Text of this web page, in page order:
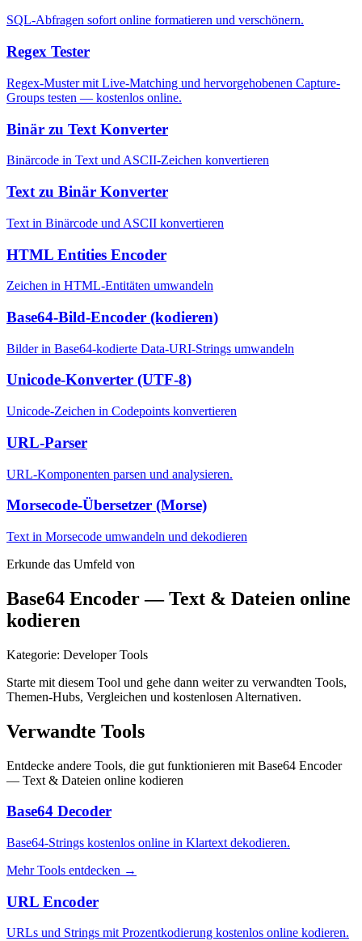
SQL-Abfragen sofort online formatieren und verschönern.
Regex Tester
Regex-Muster mit Live-Matching und hervorgehobenen Capture-
Groups testen — kostenlos online.
Binär zu Text Konverter
Binärcode in Text und ASCII-Zeichen konvertieren
Text zu Binär Konverter
Text in Binärcode und ASCII konvertieren
HTML Entities Encoder
Zeichen in HTML-Entitäten umwandeln
Base64-Bild-Encoder (kodieren)
Bilder in Base64-kodierte Data-URI-Strings umwandeln
Unicode-Konverter (UTF-8)
Unicode-Zeichen in Codepoints konvertieren
URL-Parser
URL-Komponenten parsen und analysieren.
Morsecode-Übersetzer (Morse)
Text in Morsecode umwandeln und dekodieren
Erkunde das Umfeld von
Base64 Encoder — Text & Dateien online
kodieren
Kategorie: Developer Tools
Starte mit diesem Tool und gehe dann weiter zu verwandten Tools,
Themen-Hubs, Vergleichen und kostenlosen Alternativen.
Verwandte Tools
Entdecke andere Tools, die gut funktionieren mit Base64 Encoder
— Text & Dateien online kodieren
Base64 Decoder
Base64-Strings kostenlos online in Klartext dekodieren.
Mehr Tools entdecken →
URL Encoder
URLs und Strings mit Prozentkodierung kostenlos online kodieren.